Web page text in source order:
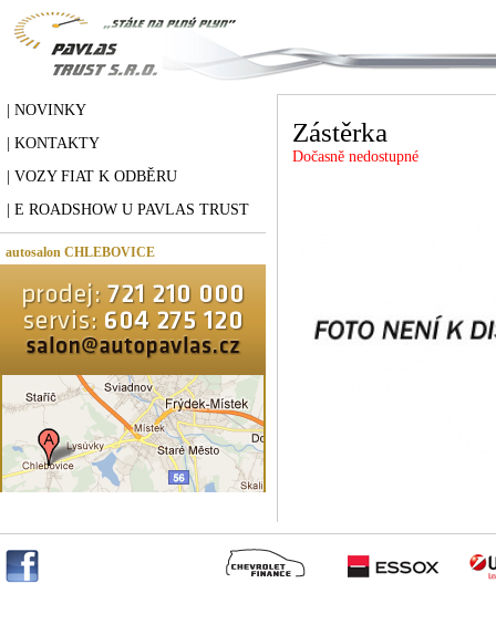
| NOVINKY
| KONTAKTY
| VOZY FIAT K ODBĚRU
| E ROADSHOW U PAVLAS TRUST
autosalon CHLEBOVICE
Zástěrka
Dočasně nedostupné